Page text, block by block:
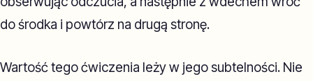
do środka i powtórz na drugą stronę.
Wartość tego ćwiczenia leży w jego subtelności. Nie